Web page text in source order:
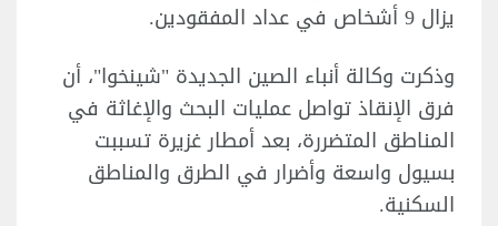
يزال 9 أشخاص في عداد المفقودين.
وذكرت وكالة أنباء الصين الجديدة "شينخوا"، أن
فرق الإنقاذ تواصل عمليات البحث والإغاثة في
المناطق المتضررة، بعد أمطار غزيرة تسببت
بسيول واسعة وأضرار في الطرق والمناطق
السكنية.